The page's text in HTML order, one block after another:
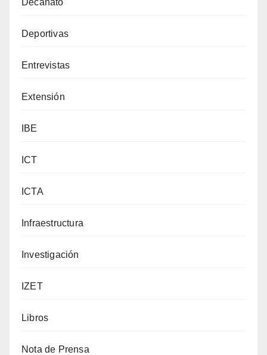
Deportivas
Entrevistas
Extensión
IBE
ICT
ICTA
Infraestructura
Investigación
IZET
Libros
Nota de Prensa